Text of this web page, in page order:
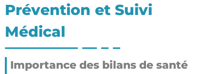
Prévention et Suivi
Médical
Importance des bilans de santé